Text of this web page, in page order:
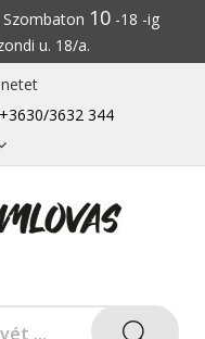
10-18 -ig
u. 18/a.
3632 344